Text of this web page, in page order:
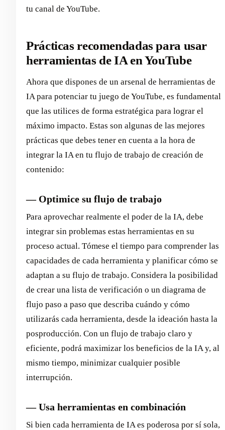
tu canal de YouTube.
Prácticas recomendadas para usar
herramientas de IA en YouTube
Ahora que dispones de un arsenal de herramientas de
IA para potenciar tu juego de YouTube, es fundamental
que las utilices de forma estratégica para lograr el
máximo impacto. Estas son algunas de las mejores
prácticas que debes tener en cuenta a la hora de
integrar la IA en tu flujo de trabajo de creación de
contenido:
— Optimice su flujo de trabajo
Para aprovechar realmente el poder de la IA, debe
integrar sin problemas estas herramientas en su
proceso actual. Tómese el tiempo para comprender las
capacidades de cada herramienta y planificar cómo se
adaptan a su flujo de trabajo. Considera la posibilidad
de crear una lista de verificación o un diagrama de
flujo paso a paso que describa cuándo y cómo
utilizarás cada herramienta, desde la ideación hasta la
posproducción. Con un flujo de trabajo claro y
eficiente, podrá maximizar los beneficios de la IA y, al
mismo tiempo, minimizar cualquier posible
interrupción.
— Usa herramientas en combinación
Si bien cada herramienta de IA es poderosa por sí sola,